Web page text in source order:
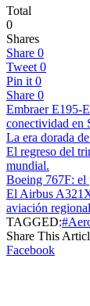
Total
0
Shares
Share 0
Tweet 0
Pin it 0
Share 0
Embraer E195-
conectividad en
La era dorada
El regreso del
mundial.
Boeing 767F: el
El Airbus
aviación regional
TAGGED:
Share This
Facebook